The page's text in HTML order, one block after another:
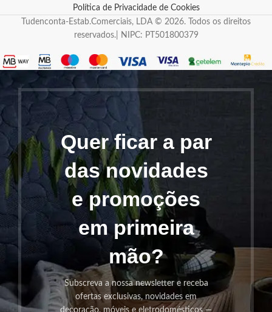
Política de Privacidade de Cookies
Tudenconta-Estab.Comerciais, LDA © 2026. Todos os direitos
reservados.| NIPC: PT501800379
Quer ficar a par
das novidades
e promoções
em primeira
mão?
Subscreva a nossa newsletter e receba
ofertas exclusivas, novidades em
decoração, móveis e eletrodomésticos —